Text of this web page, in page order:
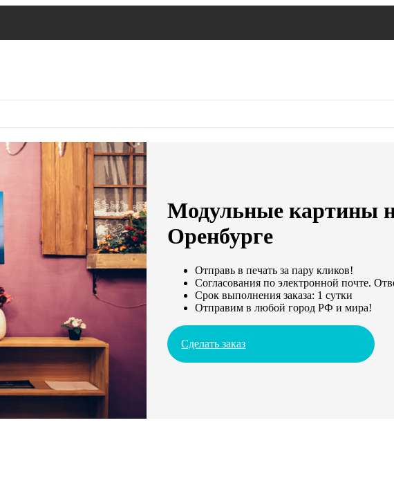
Модульные картины
Оренбурге
Отправь в печать за пару кликов!
Согласования по электронной почте.
Срок выполнения заказа: 1 сутки
Отправим в любой город РФ и мира!
Сделать заказ